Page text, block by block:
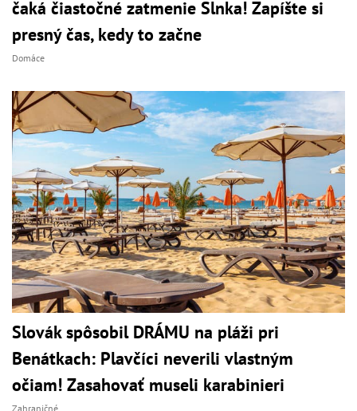
čaká čiastočné zatmenie Slnka! Zapíšte si
presný čas, kedy to začne
Domáce
Slovák spôsobil DRÁMU na pláži pri
Benátkach: Plavčíci neverili vlastným
očiam! Zasahovať museli karabinieri
Zahraničné